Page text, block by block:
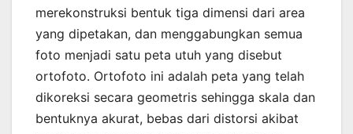
merekonstruksi bentuk tiga dimensi dari area
yang dipetakan, dan menggabungkan semua
foto menjadi satu peta utuh yang disebut
ortofoto. Ortofoto ini adalah peta yang telah
dikoreksi secara geometris sehingga skala dan
bentuknya akurat, bebas dari distorsi akibat